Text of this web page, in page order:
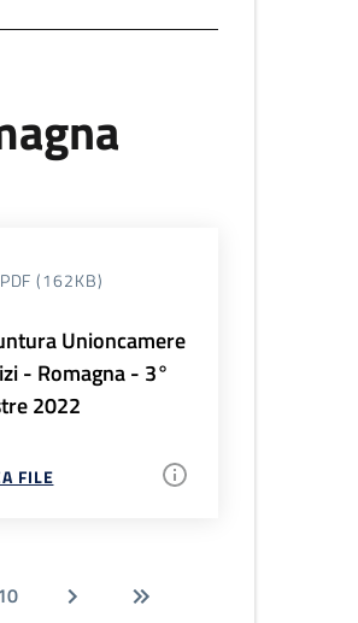
PDF (162KB)
Unioncamere
- Romagna - 3°
2022
FILE